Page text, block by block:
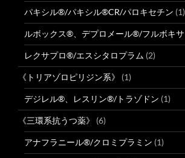
パキシル®/パキシル®CR/パロキセチン (1)
ルボックス®、デプロメール®/フルボキ
レクサプロ®/エスシタロプラム (2)
《トリアゾロピリジン系》 (1)
デジレル®、レスリン®/トラゾドン (1)
《三環系抗うつ薬》 (6)
アナフラニール®/クロミプラミン (1)